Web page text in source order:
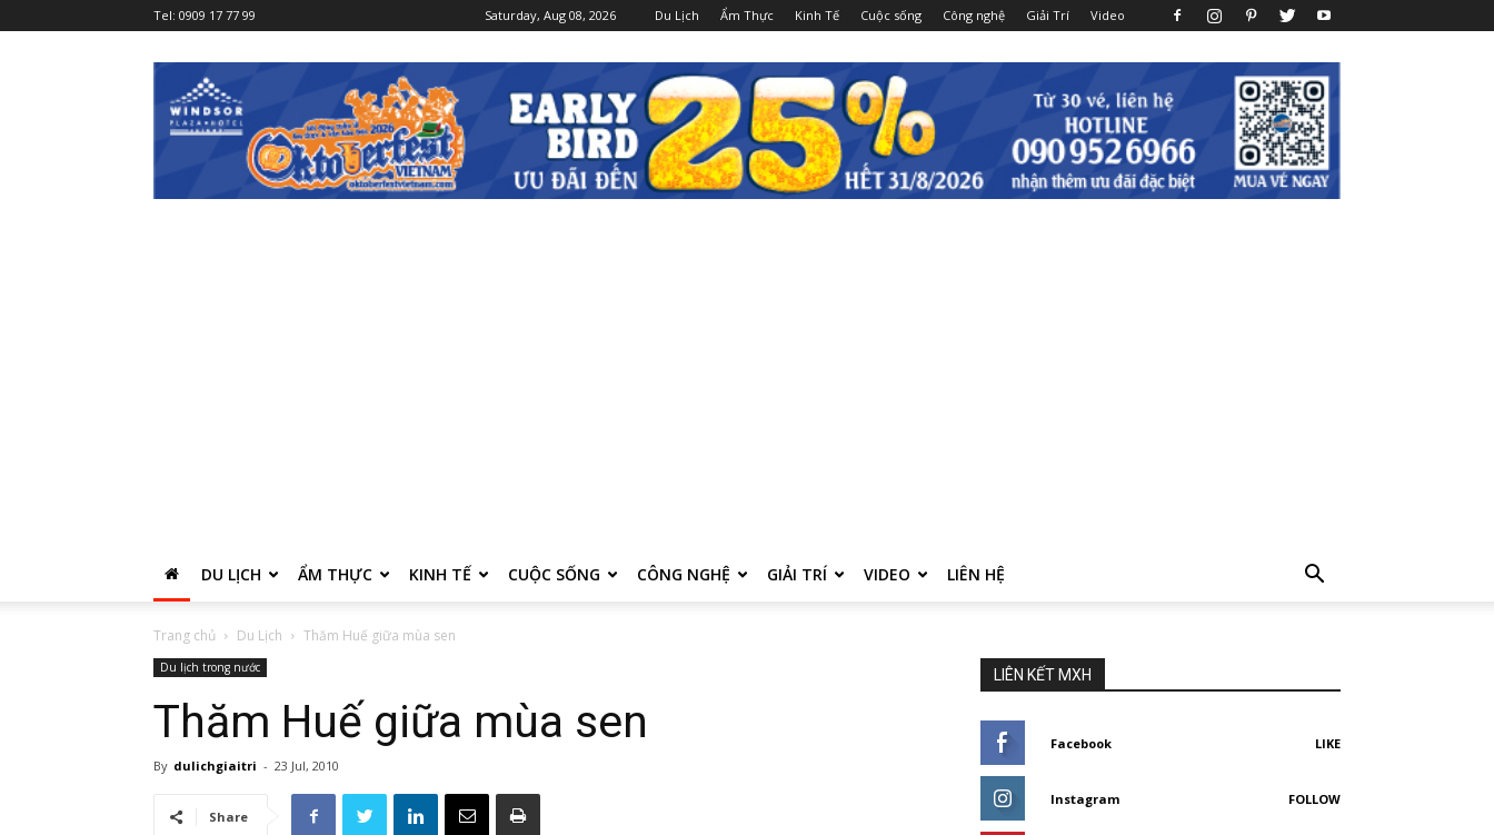
Saturday, Aug 08, 2026 Du Lịch Ẩm Thực Kinh Tế Cuộc sống Công nghệ Giải Trí Video
Tel: 0909 17 77 99
Dulichgiaitri
DU LỊCH ẨM THỰC KINH TẾ CUỘC SỐNG CÔNG NGHỆ GIẢI TRÍ VIDEO LIÊN HỆ
Trang chủ Du Lịch Thăm Huế giữa mùa sen
Du lịch trong nước
Thăm Huế giữa mùa sen
By dulichgiaitri - 23 Jul, 2010
Share
LIÊN KẾT MXH
Facebook LIKE
Instagram FOLLOW